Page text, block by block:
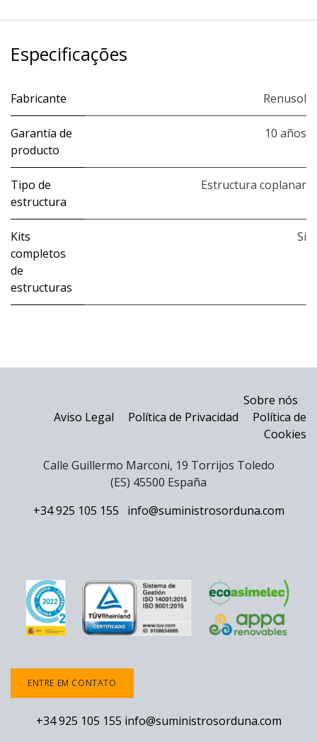
Especificações
Fabricante Renusol
Garantía de
producto
10 años
Tipo de
estructura
Estructura coplanar
Kits
completos
de
estructuras
Si
Sobre nós
Aviso Legal
Política de Privacidad
Política de
Cookies
Calle Guillermo Marconi, 19 Torrijos Toledo
(ES) 45500 España
+34 925 105 155
info@suministrosorduna.com
ENTRE EM CONTATO
+34 925 105 155 info@suministrosorduna.com